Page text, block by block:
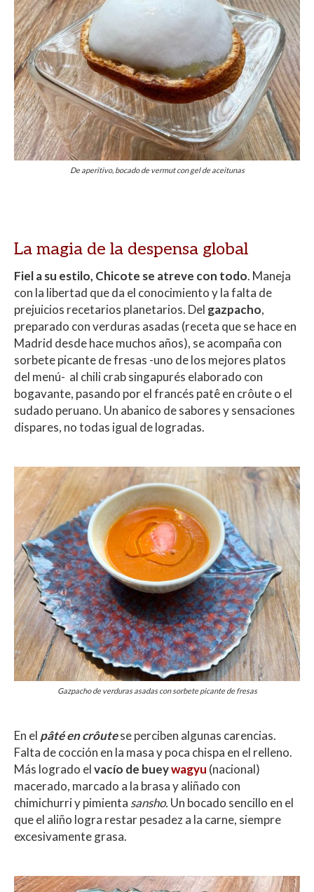
De aperitivo, bocado de vermut con gel de aceitunas
La magia de la despensa global
Fiel a su estilo, Chicote se atreve con todo. Maneja
con la libertad que da el conocimiento y la falta de
prejuicios recetarios planetarios. Del gazpacho,
preparado con verduras asadas (receta que se hace en
Madrid desde hace muchos años), se acompaña con
sorbete picante de fresas -uno de los mejores platos
del menú- al chili crab singapurés elaborado con
bogavante, pasando por el francés patê en crôute o el
sudado peruano. Un abanico de sabores y sensaciones
dispares, no todas igual de logradas.
Gazpacho de verduras asadas con sorbete picante de fresas
En el pâté en crôutese perciben algunas carencias.
Falta de cocción en la masa y poca chispa en el relleno.
Más logrado elvacío de bueywagyu (nacional)
macerado, marcado a la brasa y aliñado con
chimichurri y pimienta sansho. Un bocado sencillo en el
que el aliño logra restar pesadez a la carne, siempre
excesivamente grasa.